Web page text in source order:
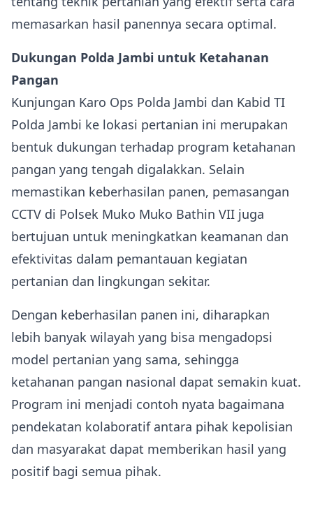
memasarkan hasil panennya secara optimal.
Dukungan Polda Jambi untuk Ketahanan
Pangan
Kunjungan Karo Ops Polda Jambi dan Kabid TI
Polda Jambi ke lokasi pertanian ini merupakan
bentuk dukungan terhadap program ketahanan
pangan yang tengah digalakkan. Selain
memastikan keberhasilan panen, pemasangan
CCTV di Polsek Muko Muko Bathin VII juga
bertujuan untuk meningkatkan keamanan dan
efektivitas dalam pemantauan kegiatan
pertanian dan lingkungan sekitar.
Dengan keberhasilan panen ini, diharapkan
lebih banyak wilayah yang bisa mengadopsi
model pertanian yang sama, sehingga
ketahanan pangan nasional dapat semakin kuat.
Program ini menjadi contoh nyata bagaimana
pendekatan kolaboratif antara pihak kepolisian
dan masyarakat dapat memberikan hasil yang
positif bagi semua pihak.